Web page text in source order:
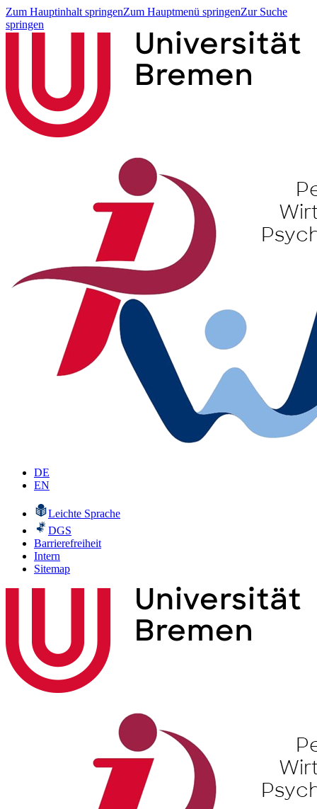
Zum Hauptinhalt springenZum Hauptmenü springenZur Suche
springen
DE
EN
Leichte Sprache
DGS
Barrierefreiheit
Intern
Sitemap